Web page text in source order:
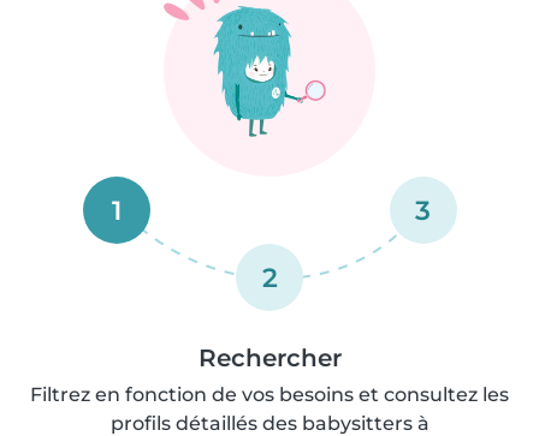
1
2
3
Rechercher
Filtrez en fonction de vos besoins et consultez les
profils détaillés des babysitters à